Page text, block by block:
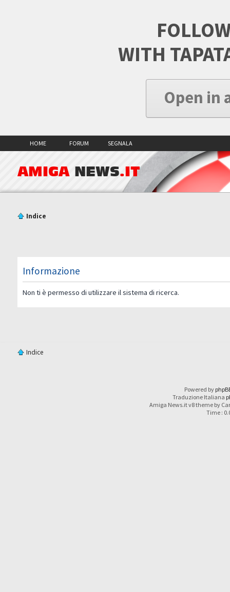
WITH
Open in
HOME FORUM SEGNALA
AMIGA NEWS.IT
Indice
Informazione
Non ti è permesso di utilizzare il sistema di ricerca.
Indice
Powered by
Traduzione Italiana
Amiga News.it v8 theme by
Time :